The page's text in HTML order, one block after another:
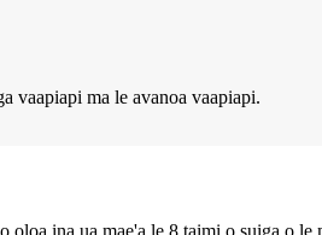
vaapiapi ma le avanoa vaapiapi.